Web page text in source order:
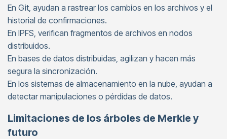
En Git, ayudan a rastrear los cambios en los archivos y el
historial de confirmaciones.
En IPFS, verifican fragmentos de archivos en nodos
distribuidos.
En bases de datos distribuidas, agilizan y hacen más
segura la sincronización.
En los sistemas de almacenamiento en la nube, ayudan a
detectar manipulaciones o pérdidas de datos.
Limitaciones de los árboles de Merkle y
futuro